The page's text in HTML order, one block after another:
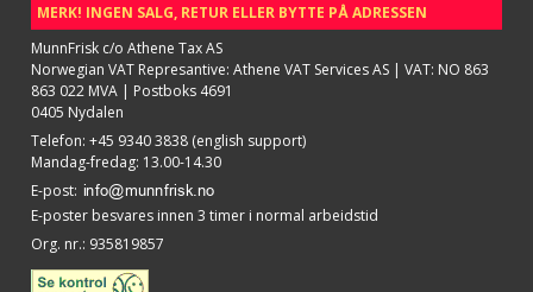
MERK! INGEN SALG, RETUR ELLER BYTTE PÅ ADRESSEN
MunnFrisk c/o Athene Tax AS
Norwegian VAT Represantive: Athene VAT Services AS | VAT: NO 863
863 022 MVA | Postboks 4691
0405 Nydalen
Telefon: +45 9340 3838 (english support)
Mandag-fredag: 13.00-14.30
E-post:
E-poster besvares innen 3 timer i normal arbeidstid
Org. nr.: 935819857